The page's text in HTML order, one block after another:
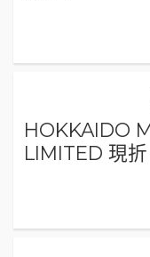
HOKKAIDO
LIMITED 現